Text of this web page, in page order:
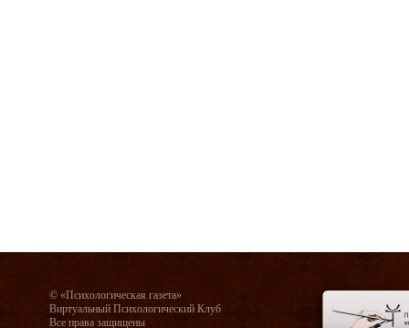
© «Психологическая газета»
Виртуальный Психологический Клуб
Все права защищены